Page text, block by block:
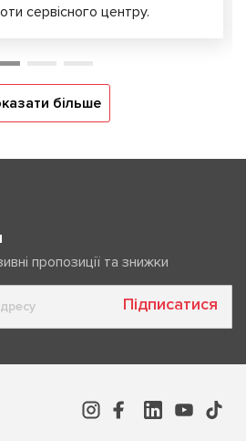
сервісного центру.
більше
пропозиції та знижки
Підписатися